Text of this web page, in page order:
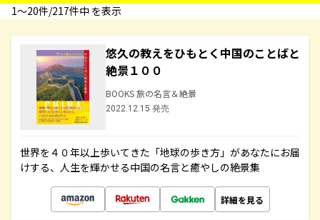
1〜20件/217件中 を表示
悠久の教えをひもとく中国のことばと
絶景１００
BOOKS 旅の名言＆絶景
2022.12.15 発売
世界を４０年以上歩いてきた「地球の歩き方」があなたにお届
けする、人生を輝かせる中国の名言と癒やしの絶景集
詳細を見る